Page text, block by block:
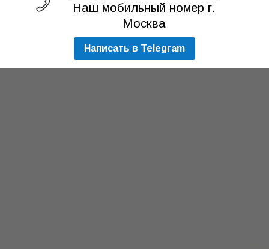
Наш мобильный номер г.
Москва
Написать в Telegram